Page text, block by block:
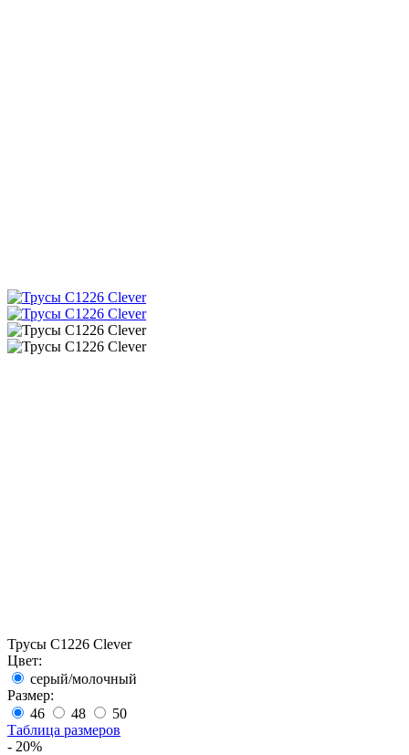
Трусы C1226 Clever
Цвет:
серый/молочный
Размер:
46
48
50
Таблица размеров
- 20%